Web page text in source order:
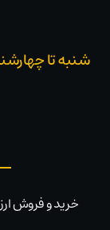
خرید و فروش